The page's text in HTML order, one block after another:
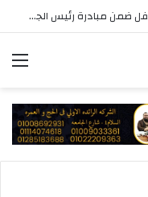
الصحة تعلن فحص أكثر من 10 ملايين طفل ضمن مبادرة رئيس الجمهورية للكشف المبكر وعلاج فقدان السمع لدى حديثي الولادة